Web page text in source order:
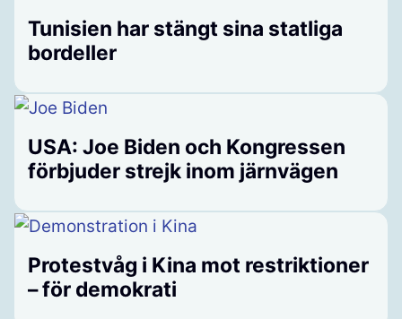
Tunisien har stängt sina statliga
bordeller
USA: Joe Biden och Kongressen
förbjuder strejk inom järnvägen
Protestvåg i Kina mot restriktioner
– för demokrati